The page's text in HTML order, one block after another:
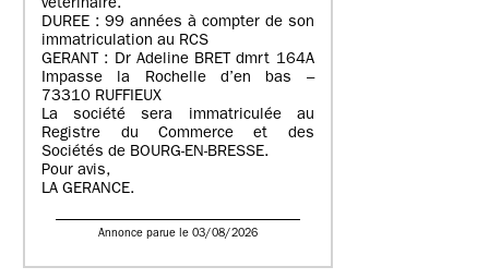
vétérinaire.
DUREE : 99 années à compter de son
immatriculation au RCS
GERANT : Dr Adeline BRET dmrt 164A
Impasse la Rochelle d’en bas –
73310 RUFFIEUX
La société sera immatriculée au
Registre du Commerce et des
Sociétés de BOURG-EN-BRESSE.
Pour avis,
LA GERANCE.
Annonce parue le 03/08/2026